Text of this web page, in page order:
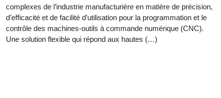
complexes de l’industrie manufacturière en matière de précision,
d’efficacité et de facilité d’utilisation pour la programmation et le
contrôle des machines-outils à commande numérique (CNC).
Une solution flexible qui répond aux hautes (…)